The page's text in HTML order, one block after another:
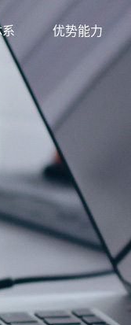
系 优势能力
信息科技
服务网络
资源优势
解决方案